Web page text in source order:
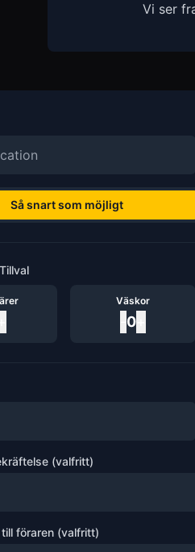
Vi ser
Så snart som möjligt
Väskor
0
(valfritt)
föraren (valfritt)